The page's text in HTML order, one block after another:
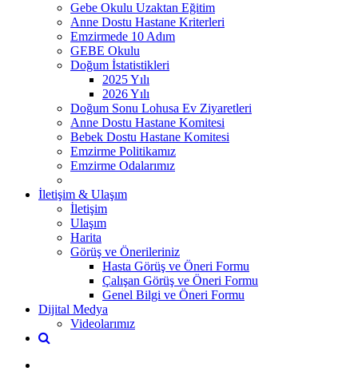
Gebe Okulu Uzaktan Eğitim
Anne Dostu Hastane Kriterleri
Emzirmede 10 Adım
GEBE Okulu
Doğum İstatistikleri
2025 Yılı
2026 Yılı
Doğum Sonu Lohusa Ev Ziyaretleri
Anne Dostu Hastane Komitesi
Bebek Dostu Hastane Komitesi
Emzirme Politikamız
Emzirme Odalarımız
İletişim & Ulaşım
İletişim
Ulaşım
Harita
Görüş ve Önerileriniz
Hasta Görüş ve Öneri Formu
Çalışan Görüş ve Öneri Formu
Genel Bilgi ve Öneri Formu
Dijital Medya
Videolarımız